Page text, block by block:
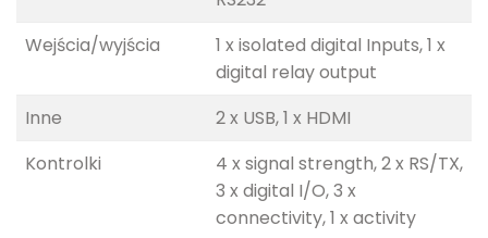
Wejścia/wyjścia
1 x isolated digital Inputs, 1 x
digital relay output
Inne
2 x USB, 1 x HDMI
Kontrolki
4 x signal strength, 2 x RS/TX,
3 x digital I/O, 3 x
connectivity, 1 x activity